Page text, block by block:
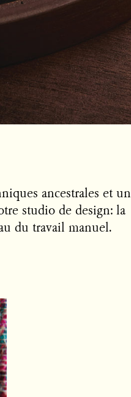
ancestrales et un
studio de design: la
du travail manuel.